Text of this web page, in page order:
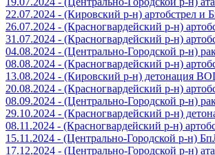
22.07.2024 - (Кировский р-н) артобстрел
26.07.2024 - (Красногвардейский р-н)
31.07.2024 - (Красногвардейский р-н)
04.08.2024 - (Центрально-Городской р-н)
08.08.2024 - (Красногвардейский р-н)
13.08.2024 - (Кировский р-н) детонация
20.08.2024 - (Красногвардейский р-н)
08.09.2024 - (Центрально-Городской р-н)
29.10.2024 - (Красногвардейский р-н)
08.11.2024 - (Красногвардейский р-н)
15.11.2024 - (Центрально-Городской р-н)
17.12.2024 - (Центрально-Городской р-н)